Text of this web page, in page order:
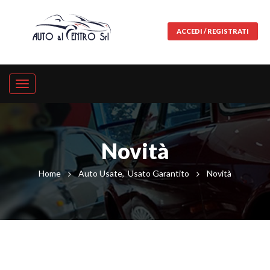
ACCEDI / REGISTRATI
Novità
Home Auto Usate,Usato Garantito Novità